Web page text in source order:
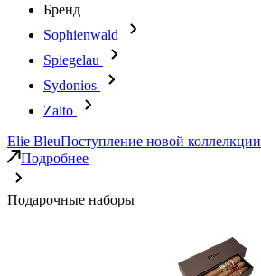
Бренд
Sophienwald
Spiegelau
Sydonios
Zalto
Elie BleuПоступление новой коллелкции
Подробнее
Подарочные наборы